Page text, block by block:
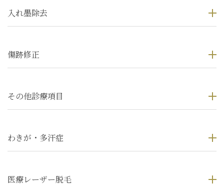
入れ墨除去
傷跡修正
その他診療項目
わきが・多汗症
医療レーザー脱毛